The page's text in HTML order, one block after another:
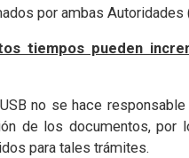
por ambas
tiempos pueden
no se hace
de los documentos,
para tales trámites.